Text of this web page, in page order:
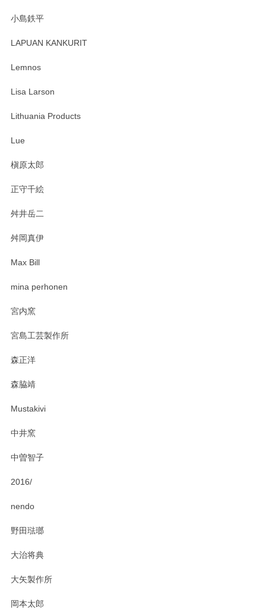
す。 素敵な湯呑みでとても気に入りました。 発送も早く、
たm(_)m
います。無事に届いたようで安心いたしまし
おかけしました。 ありがとうございます。
小島鉄平
LAPUAN KANKURIT
Lemnos
Lisa Larson
Lithuania Products
Lue
槇原太郎
正守千絵
舛井岳二
舛岡真伊
Max Bill
mina perhonen
宮内窯
宮島工芸製作所
森正洋
森脇靖
Mustakivi
中井窯
中曽智子
2016/
nendo
野田琺瑯
大治将典
大矢製作所
岡本太郎